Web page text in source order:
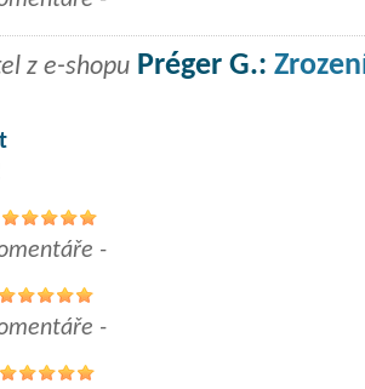
z e-shopu Préger G.:
-
-